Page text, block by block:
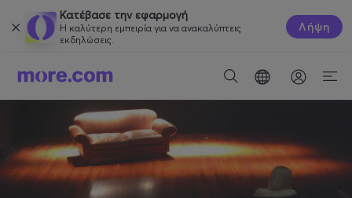
Κατέβασε την εφαρμογή
Η καλύτερη εμπειρία για να ανακαλύπτεις
εκδηλώσεις.
Λήψη